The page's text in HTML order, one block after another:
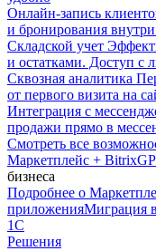
Онлайн-запись
и бронирования
Складской учет
и остатками. Доступ с
Сквозная аналитика
от первого визита на
Интеграция с
продажи прямо в
Смотреть все
Маркетплейс +
бизнеса
Подробнее о
приложенияМиграция
1С
Решения